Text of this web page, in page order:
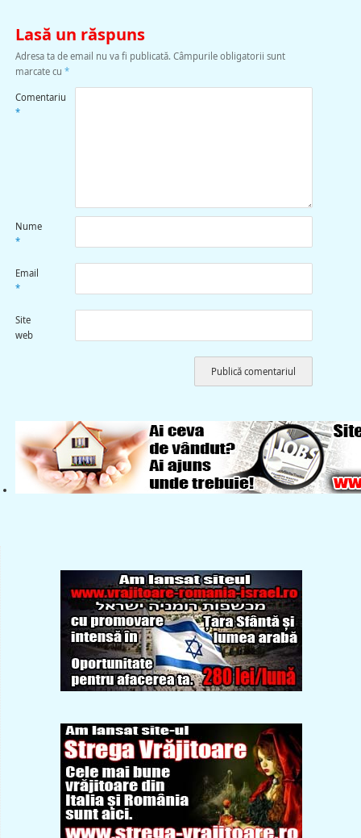
Lasă un răspuns
Adresa ta de email nu va fi publicată. Câmpurile obligatorii sunt
marcate cu *
Comentariu
*
Nume
*
Email
*
Site
web